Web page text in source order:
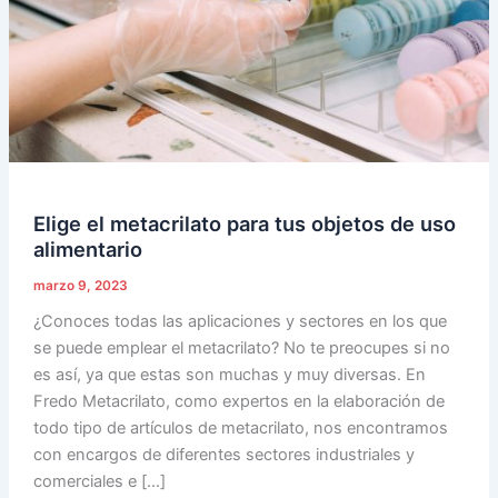
Elige el metacrilato para tus objetos de uso
alimentario
marzo 9, 2023
¿Conoces todas las aplicaciones y sectores en los que
se puede emplear el metacrilato? No te preocupes si no
es así, ya que estas son muchas y muy diversas. En
Fredo Metacrilato, como expertos en la elaboración de
todo tipo de artículos de metacrilato, nos encontramos
con encargos de diferentes sectores industriales y
comerciales e […]
de
uso
alimentario